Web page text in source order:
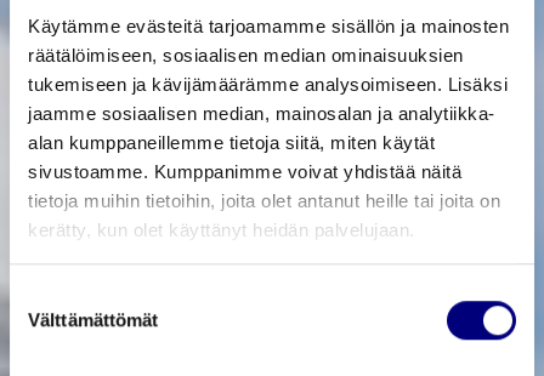
Käytämme evästeitä tarjoamamme sisällön ja mainosten
räätälöimiseen, sosiaalisen median ominaisuuksien
tukemiseen ja kävijämäärämme analysoimiseen. Lisäksi
jaamme sosiaalisen median, mainosalan ja analytiikka-
alan kumppaneillemme tietoja siitä, miten käytät
sivustoamme. Kumppanimme voivat yhdistää näitä
tietoja muihin tietoihin, joita olet antanut heille tai joita on
kerätty, kun olet käyttänyt heidän palvelujaan.
Suostumuksen
valinta
Välttämättömät